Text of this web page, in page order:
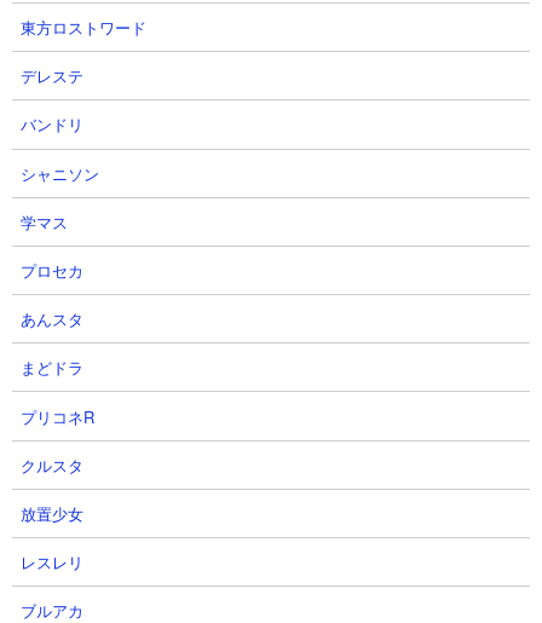
【攻略概要】
「ネコレンジャー」さんの攻略動画です。アイテムはネコボンを
使用、にゃんコンボは移動速度アップを積んでいます。残り2列目
の枠はごろにゃーん、エクスぷエス、研究家、スーパーカー、ム
ギンを撃破してムート発射。ギルティペンのデス烈波にはダメー
ジ軽減Sを装着することでムートを生存させ、あとはちびライオン
や研究家のシールドブレイクでネコ女王の攻撃を潰してその間に
ムートで削り切るという荒業。運要素もかなり大きいですが見事
それを乗り越えてクリアです。
東方ロストワード
デレステ
バンドリ
シャニソン
学マス
プロセカ
あんスタ
まどドラ
プリコネR
クルスタ
放置少女
レスレリ
ブルアカ